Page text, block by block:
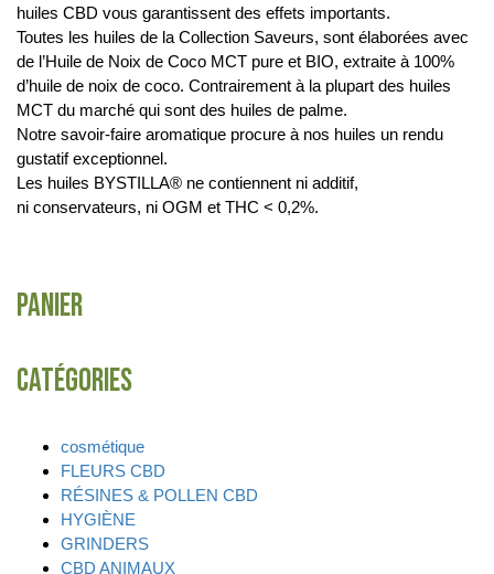
huiles CBD vous garantissent des effets importants.
Toutes les huiles de la Collection Saveurs, sont élaborées avec
de l’Huile de Noix de Coco MCT pure et BIO, extraite à 100%
d’huile de noix de coco. Contrairement à la plupart des huiles
MCT du marché qui sont des huiles de palme.
Notre savoir-faire aromatique procure à nos huiles un rendu
gustatif exceptionnel.
Les huiles BYSTILLA® ne contiennent ni additif,
ni conservateurs, ni OGM et THC < 0,2%.
Panier
Catégories
cosmétique
FLEURS CBD
RÉSINES & POLLEN CBD
HYGIÈNE
GRINDERS
CBD ANIMAUX